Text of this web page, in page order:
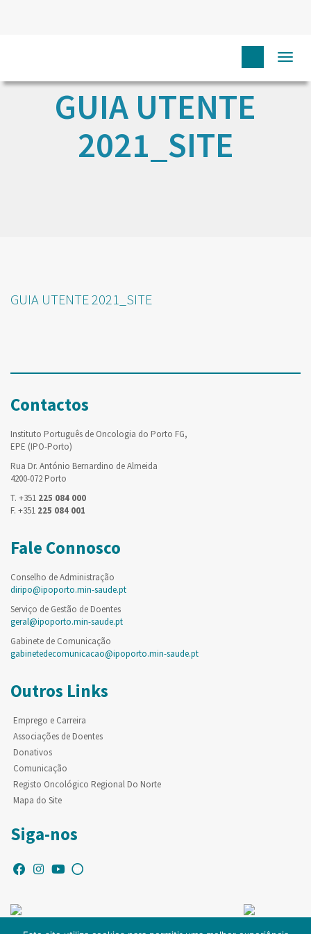
GUIA UTENTE
2021_SITE
GUIA UTENTE 2021_SITE
Contactos
Instituto Português de Oncologia do Porto FG,
EPE (IPO-Porto)
Rua Dr. António Bernardino de Almeida
4200-072 Porto
T. +351 225 084 000
F. +351 225 084 001
Fale Connosco
Conselho de Administração
diripo@ipoporto.min-saude.pt
Serviço de Gestão de Doentes
geral@ipoporto.min-saude.pt
Gabinete de Comunicação
gabinetedecomunicacao@ipoporto.min-saude.pt
Outros Links
Emprego e Carreira
Associações de Doentes
Donativos
Comunicação
Registo Oncológico Regional Do Norte
Mapa do Site
Siga-nos